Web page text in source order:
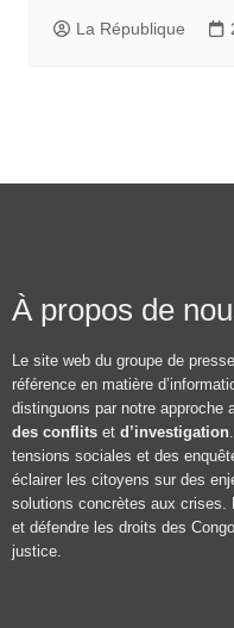
La République
À propos de
Le site web du groupe de presse
référence en matière
distinguons par notre approche
des conflits et d’investigation
tensions sociales et des
éclairer les citoyens sur des
solutions concrètes aux crises.
et défendre les droits des
justice.